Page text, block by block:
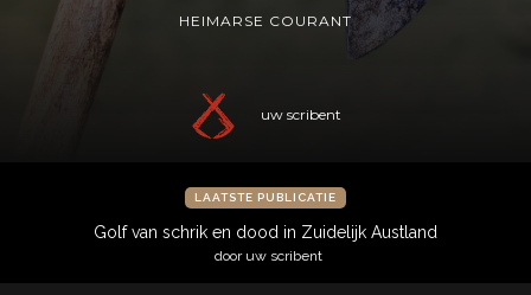
HEIMARSE COURANT
uw scribent
LAATSTE PUBLICATIE
Golf van schrik en dood in Zuidelijk Austland
door uw scribent